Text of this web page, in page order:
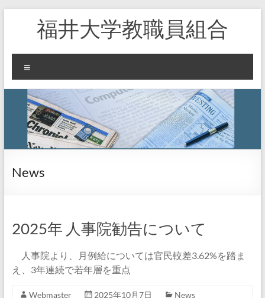
福井大学教職員組合
ニ
ュ
ー
News
2025年 人事院勧告について
人事院より、月例給については官民較差3.62%を踏ま
え、3年連続で若年層を重点
Webmaster 2025年10月7日
News